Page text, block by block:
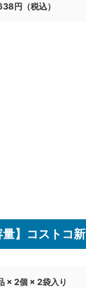
円（税込）
量】コストコ
× 2個 × 2袋入り